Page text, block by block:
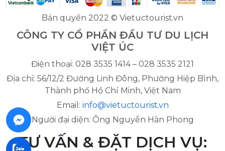
Bản quyền 2022 © Vietuctourist.vn
CÔNG TY CỔ PHẦN ĐẦU TƯ DU LỊCH
VIỆT ÚC
Điện thoại: 028 3535 1414 – 028 3535 2121
Địa chỉ: 56/12/2 Đường Linh Đông, Phường Hiệp Bình,
Thành phố Hồ Chí Minh, Việt Nam
Email: info@vietuctourist.vn
Người đại diện: Ông Nguyễn Hàn Phong
TƯ VẤN & ĐẶT DỊCH VỤ: